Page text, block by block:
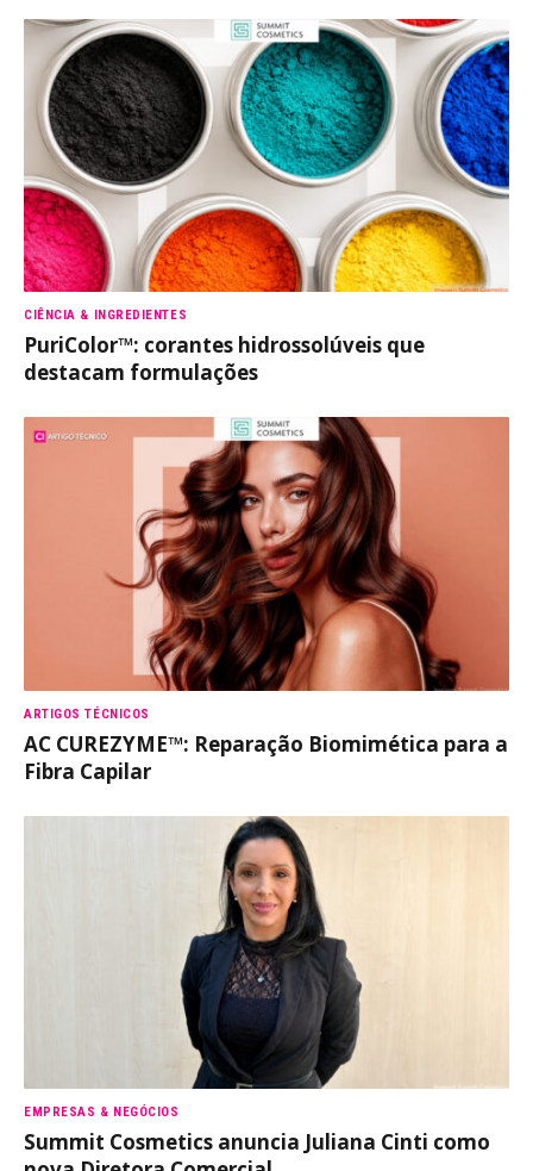
CIÊNCIA & INGREDIENTES
PuriColor™: corantes hidrossolúveis que
destacam formulações
ARTIGOS TÉCNICOS
AC CUREZYME™: Reparação Biomimética para a
Fibra Capilar
EMPRESAS & NEGÓCIOS
Summit Cosmetics anuncia Juliana Cinti como